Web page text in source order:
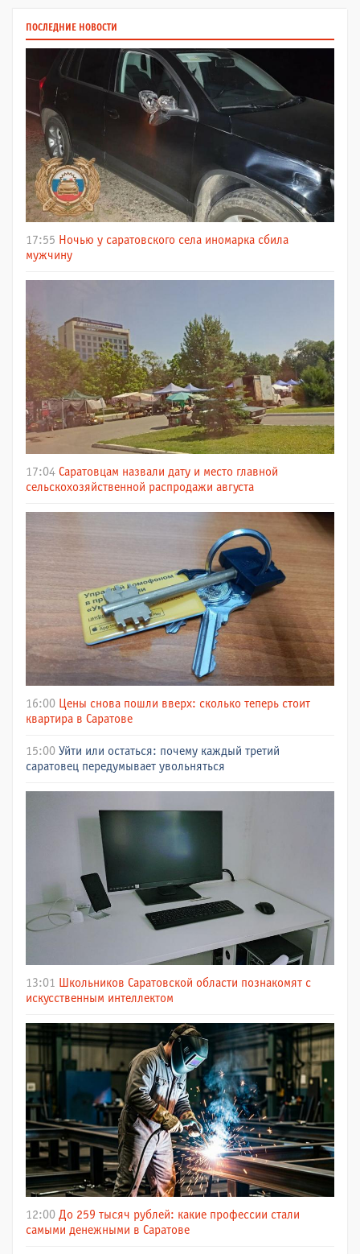
ПОСЛЕДНИЕ НОВОСТИ
17:55 Ночью у саратовского села иномарка сбила
мужчину
17:04 Саратовцам назвали дату и место главной
сельскохозяйственной распродажи августа
16:00 Цены снова пошли вверх: сколько теперь стоит
квартира в Саратове
15:00 Уйти или остаться: почему каждый третий
саратовец передумывает увольняться
13:01 Школьников Саратовской области познакомят с
искусственным интеллектом
12:00 До 259 тысяч рублей: какие профессии стали
самыми денежными в Саратове